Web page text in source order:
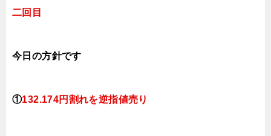
二回目
今日 の方針です
①132.174円割れを逆指値売り